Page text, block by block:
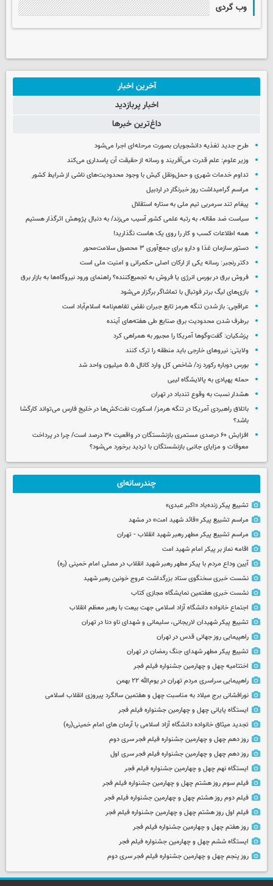
وب گردی
آخرین اخبار
اخبار پربازدید
داغ‌ترین خبرها
طرح جدید تغذیه دانشجویان بصورت مرحله‌ای اجرا می‌شود
وزیر علوم: علم قدرت می‌آفریند و رسانه از حقیقت آن پاسداری می‌کند
تداوم خدمات شهری و حمل‌ونقل کیش با وجود محدودیت‌های ناشی از شرایط کشور
مراسم گرامیداشت روز خبرنگار در اردبیل
پیغام تند سرمربی تیم ملی به ستاره استقلال
سیاست ضد مقاله، به رتبه علمی کشور آسیب می‌زند/ به دنبال پژوهش اثرگذار هستیم
همه اطلاعات کسب‌ و کار را روی یک هاست نگذارید!
دستور سازمان غذا و دارو برای جمع‌آوری ۳ محصول سلامت‌محور
دکتر رنجبر: رسانه یکی از ارکان اصلی حکمرانی و امنیت ملی است
فروش برق در بورس انرژی یا فروش به تجمیع‌کننده؟ راهنمای ورود نیروگاه‌ها به بازار برق
بازی‌های لیگ برتر فوتبال با تماشاگر برگزار می‌شود
عراقچی: باز شدن تنگه هرمز تابع جبران نقض تفاهم‌نامه اسلام‌آباد است
برطرف شدن محدودیت‌ برق صنایع طی هفته‌های آینده
پزشکیان: گفت‌وگوها آمریکا را مجبور به همراهی کرد
ولایتی: نیروهای خارجی باید منطقه را ترک کنند
بورس دوباره رکورد زد/ شاخص کل وارد کانال ۵.۵ میلیون واحد شد
حمله پهپادی به پالایشگاه لیبی
هشدار نسبت به وقوع تندباد در تهران
باتلاق راهبردی آمریکا در تنگه هرمز/ اسکورت نفت‌کش‌ها در خلیج فارس می‌تواند کارگشا
باشد؟
افزایش ۶۰ درصدی مستمری‌ بازنشستگان در واقعیت ۳۰ درصد است/ چرا در پرداخت
معوقات و مزایای جانبی بازنشستگان با تردید برخورد می‌شود؟
چندرسانه‌ای
تشییع پیکر زنده‌یاد «اکبر عبدی»
مراسم تشییع پیکر «قائد شهید امت» در مشهد
مراسم تشییع پیکر مطهر رهبر شهید انقلاب - تهران
اقامه نماز بر پیکر امام شهید امت
آیین وداع مردم با پیکر مطهر رهبر شهید انقلاب در مصلی امام خمینی (ره)
نشست خبری سخنگوی ستاد بزرگداشت عروج خونین رهبر شهید
نشست خبری هفتمین نمایشگاه مجازی کتاب
اجتماع خانواده دانشگاه آزاد اسلامی جهت بیعت با رهبر معظم انقلاب
تشییع پیکر شهیدان لاریجانی، سلیمانی و شهدای ناو دنا در تهران
راهپیمایی روز جهانی قدس در تهران
تشییع پیکر مطهر شهدای جنگ رمضان در تهران
اختتامیه چهل و چهارمین جشنواره فیلم فجر
راهپیمایی سراسری مردم تهران در یوم‌الله ۲۲ بهمن
نورافشانی برج میلاد به مناسبت چهل‌ و هفتمین سالگرد پیروزی انقلاب اسلامی
ایستگاه پایانی چهل و چهارمین جشنواره فیلم فجر
تجدید میثاق خانواده دانشگاه آزاد اسلامی با آرمان های امام خمینی(ره)
روز دهم چهل و چهارمین جشنواره فیلم فجر سری دوم
روز دهم چهل و چهارمین جشنواره فیلم فجر سری اول
ایستگاه نهم چهل و چهارمین جشنواره فیلم فجر
فیلم سوم روز هشتم چهل و چهارمین جشنواره فیلم فجر
فیلم دوم روز هشتم چهل و چهارمین جشنواره فیلم فجر
فیلم اول روز هشتم چهل و چهارمین جشنواره فیلم فجر
روز هفتم چهل و چهارمین جشنواره فیلم فجر
ایستگاه ششم چهل و چهارمین جشنواره فیلم فجر
روز پنجم چهل و چهارمین جشنواره فیلم فجر سری دوم